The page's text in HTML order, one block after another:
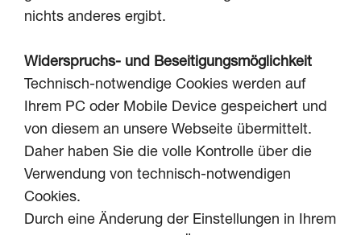
nichts anderes ergibt.
Widerspruchs- und Beseitigungsmöglichkeit
Technisch-notwendige Cookies werden auf
Ihrem PC oder Mobile Device gespeichert und
von diesem an unsere Webseite übermittelt.
Daher haben Sie die volle Kontrolle über die
Verwendung von technisch-notwendigen
Cookies.
Durch eine Änderung der Einstellungen in Ihrem